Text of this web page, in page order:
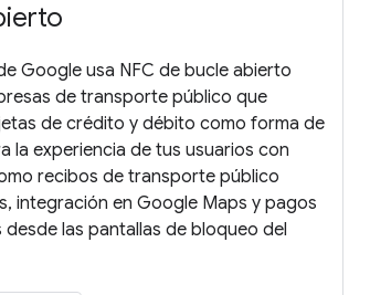
Google usa NFC de bucle abierto
de transporte público que
de crédito y débito como forma de
la experiencia de tus usuarios con
recibos de transporte público
integración en Google Maps y pagos
desde las pantallas de bloqueo del